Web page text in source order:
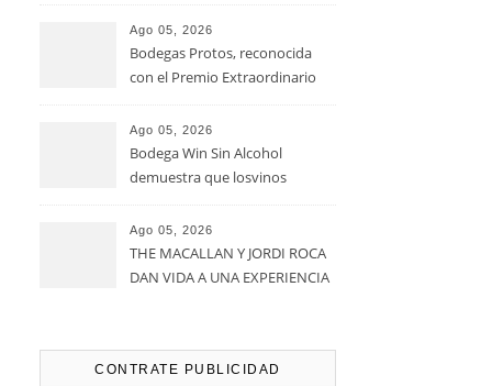
Ago 05, 2026
Bodegas Protos, reconocida
con el Premio Extraordinario
casi un siglo de excelencia
vitivinícola
Ago 05, 2026
Bodega Win Sin Alcohol
demuestra que losvinos
calidadcomienzan a diseñarse
en el viñedo
Ago 05, 2026
THE MACALLAN Y JORDI ROCA
DAN VIDA A UNA EXPERIENCIA
HARMONY COLLECTION
CONTRATE PUBLICIDAD